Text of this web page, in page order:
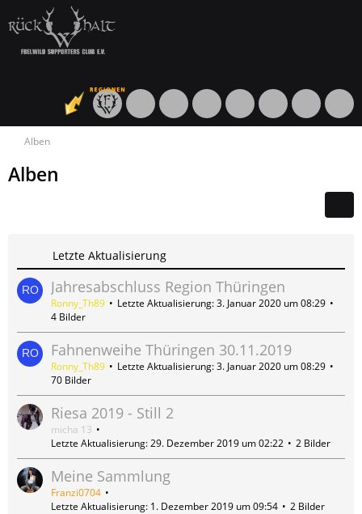
Alben
Alben
Letzte Aktualisierung
Jahresabschluss Region Thüringen
Ronny_Th89 Letzte Aktualisierung:3. Januar 2020 um 08:29
4 Bilder
Fahnenweihe Thüringen 30.11.2019
Ronny_Th89 Letzte Aktualisierung:3. Januar 2020 um 08:29
70 Bilder
Riesa 2019 - Still 2
micha 13
Letzte Aktualisierung:29. Dezember 2019 um 02:22 2 Bilder
Meine Sammlung
Franzi0704
Letzte Aktualisierung: 1. Dezember 2019 um 09:54 2 Bilder